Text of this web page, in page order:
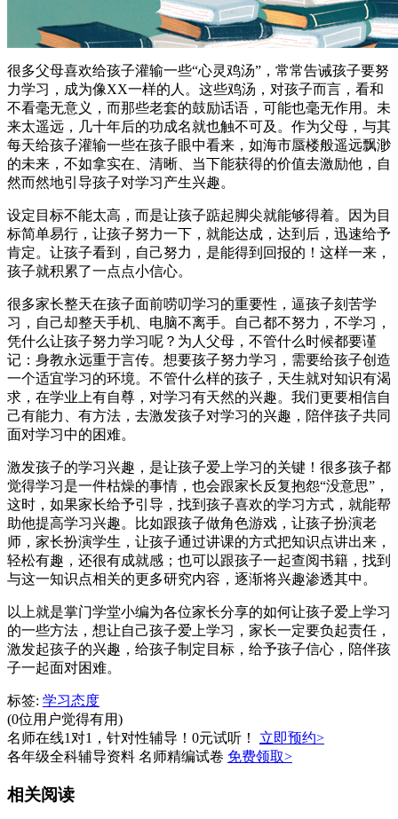
很多父母喜欢给孩子灌输一些“心灵鸡汤”，常常告诫孩子要努
力学习，成为像XX一样的人。这些鸡汤，对孩子而言，看和
不看毫无意义，而那些老套的鼓励话语，可能也毫无作用。未
来太遥远，几十年后的功成名就也触不可及。作为父母，与其
每天给孩子灌输一些在孩子眼中看来，如海市蜃楼般遥远飘渺
的未来，不如拿实在、清晰、当下能获得的价值去激励他，自
然而然地引导孩子对学习产生兴趣。
设定目标不能太高，而是让孩子踮起脚尖就能够得着。因为目
标简单易行，让孩子努力一下，就能达成，达到后，迅速给予
肯定。让孩子看到，自己努力，是能得到回报的！这样一来，
孩子就积累了一点点小信心。
很多家长整天在孩子面前唠叨学习的重要性，逼孩子刻苦学
习，自己却整天手机、电脑不离手。自己都不努力，不学习，
凭什么让孩子努力学习呢？为人父母，不管什么时候都要谨
记：身教永远重于言传。想要孩子努力学习，需要给孩子创造
一个适宜学习的环境。不管什么样的孩子，天生就对知识有渴
求，在学业上有自尊，对学习有天然的兴趣。我们更要相信自
己有能力、有方法，去激发孩子对学习的兴趣，陪伴孩子共同
面对学习中的困难。
激发孩子的学习兴趣，是让孩子爱上学习的关键！很多孩子都
觉得学习是一件枯燥的事情，也会跟家长反复抱怨“没意思”，
这时，如果家长给予引导，找到孩子喜欢的学习方式，就能帮
助他提高学习兴趣。比如跟孩子做角色游戏，让孩子扮演老
师，家长扮演学生，让孩子通过讲课的方式把知识点讲出来，
轻松有趣，还很有成就感；也可以跟孩子一起查阅书籍，找到
与这一知识点相关的更多研究内容，逐渐将兴趣渗透其中。
以上就是掌门学堂小编为各位家长分享的如何让孩子爱上学习
的一些方法，想让自己孩子爱上学习，家长一定要负起责任，
激发起孩子的兴趣，给孩子制定目标，给予孩子信心，陪伴孩
子一起面对困难。
标签: 学习态度
(0位用户觉得有用)
名师在线1对1，针对性辅导！0元试听！
立即预约>
各年级全科辅导资料 名师精编试卷 免费领取>
相关阅读